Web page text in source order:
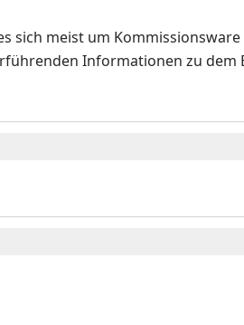
sich meist um
Informationen zu dem